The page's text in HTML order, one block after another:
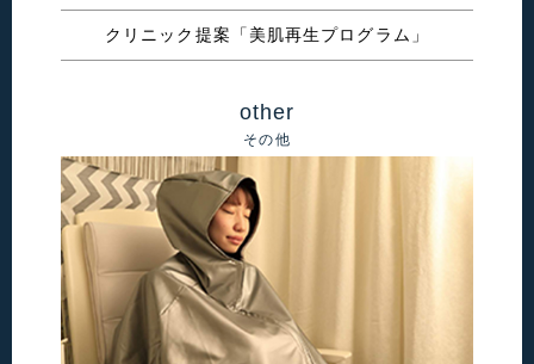
クリニック提案「美肌再生プログラム」
other
その他